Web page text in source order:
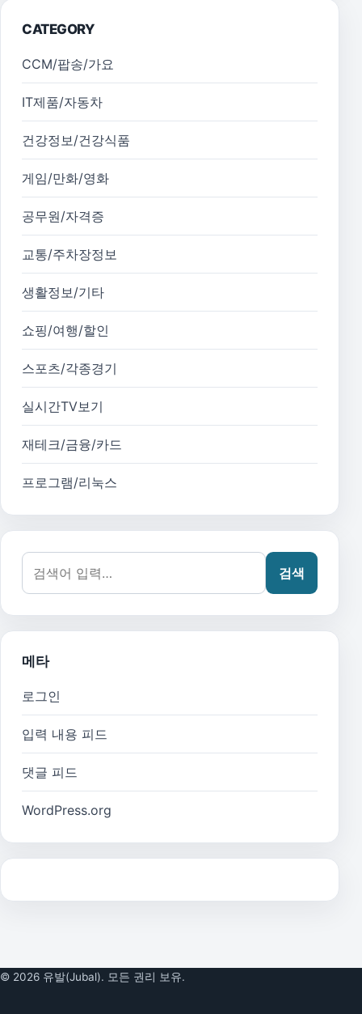
CATEGORY
CCM/팝송/가요
IT제품/자동차
건강정보/건강식품
게임/만화/영화
공무원/자격증
교통/주차장정보
생활정보/기타
쇼핑/여행/할인
스포츠/각종경기
실시간TV보기
재테크/금융/카드
프로그램/리눅스
검색어:
검색
메타
로그인
입력 내용 피드
댓글 피드
WordPress.org
© 2026 유발(Jubal). 모든 권리 보유.